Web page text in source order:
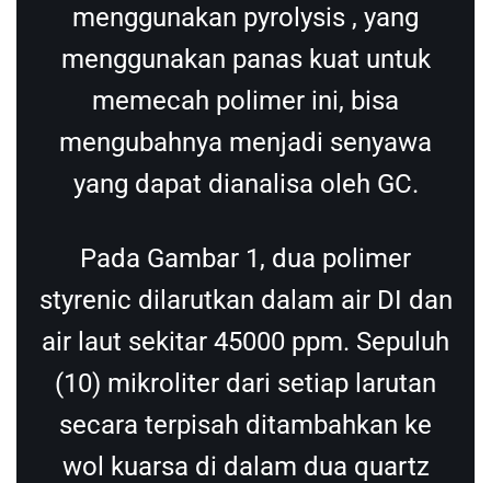
menggunakan pyrolysis , yang
menggunakan panas kuat untuk
memecah polimer ini, bisa
mengubahnya menjadi senyawa
yang dapat dianalisa oleh GC.
Pada Gambar 1, dua polimer
styrenic dilarutkan dalam air DI dan
air laut sekitar 45000 ppm. Sepuluh
(10) mikroliter dari setiap larutan
secara terpisah ditambahkan ke
wol kuarsa di dalam dua quartz